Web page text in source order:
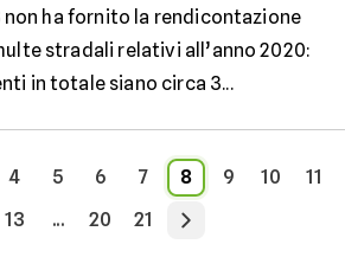
non ha fornito la rendicontazione
stradali relativi all’anno 2020:
in totale siano circa 3...
4 5 6 7 8 9 10
11
13 ... 20 21